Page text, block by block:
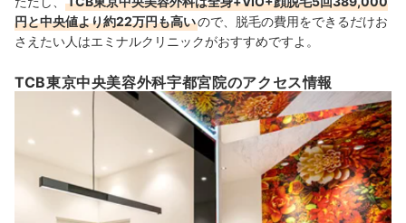
円と中央値より約22万円も高いので、脱毛の費用をできるだけお
さえたい人はエミナルクリニックがおすすめですよ。
TCB東京中央美容外科宇都宮院のアクセス情報